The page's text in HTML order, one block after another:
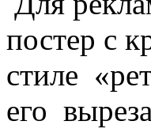
постер с
стиле
его